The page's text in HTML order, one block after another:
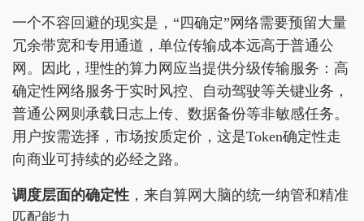
一个不容回避的现实是，“四确定”网络需要预留大量
冗余带宽和专用通道，单位传输成本远高于普通公
网。因此，理性的算力网应当提供分级传输服务：高
确定性网络服务于实时风控、自动驾驶等关键业务，
普通公网则承载日志上传、数据备份等非敏感任务。
用户按需选择，市场按质定价，这是Token确定性走
向商业可持续的必经之路。
调度层面的确定性 ，来自算网大脑的统一纳管和精准
匹配能力。